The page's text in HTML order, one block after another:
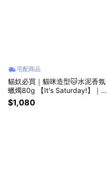
宅配商品
貓奴必買｜貓咪造型🐱水泥香氛
蠟燭80g 【It's Saturday!】｜送
禮首選．生日禮物．獅子座．情
人節禮物．喬遷禮
$1,080